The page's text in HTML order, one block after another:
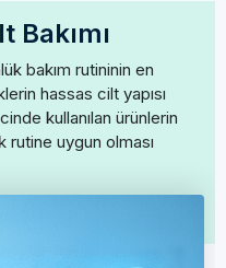
Bakımı
bakım rutininin en
hassas cilt yapısı
kullanılan ürünlerin
rutine uygun olması